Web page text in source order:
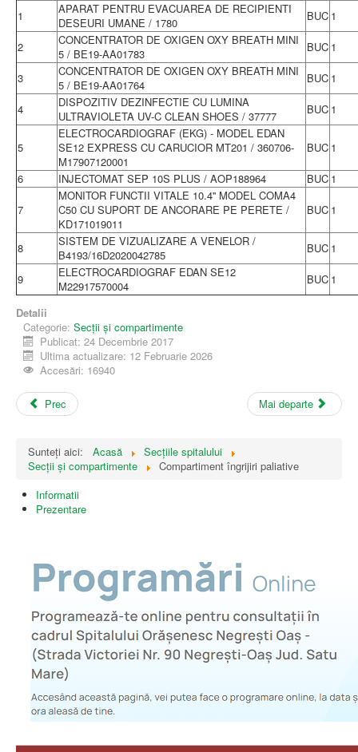
1
APARAT PENTRU EVACUAREA DE RECIPIENTI
DESEURI UMANE / 1780
BUC 1
2
CONCENTRATOR DE OXIGEN OXY BREATH MINI
5 / BE19-AA01783
BUC 1
3
CONCENTRATOR DE OXIGEN OXY BREATH MINI
5 / BE19-AA01764
BUC 1
4
DISPOZITIV DEZINFECTIE CU LUMINA
ULTRAVIOLETA UV-C CLEAN SHOES / 37777
BUC 1
5
ELECTROCARDIOGRAF (EKG) - MODEL EDAN
SE12 EXPRESS CU CARUCIOR MT201 / 360706-
M17907120001
BUC 1
6 INJECTOMAT SEP 10S PLUS / AOP188964 BUC 1
7
MONITOR FUNCTII VITALE 10.4'' MODEL COMA4
C50 CU SUPORT DE ANCORARE PE PERETE /
KD171019011
BUC 1
8
SISTEM DE VIZUALIZARE A VENELOR /
B4193/16D2020042785
BUC 1
9
ELECTROCARDIOGRAF EDAN SE12
M22917570004
BUC 1
Detalii
Categorie: Secții și compartimente
Publicat: 24 Decembrie 2017
Ultima actualizare: 12 Februarie 2026
Accesări: 16940
Prec Mai departe
Sunteți aici: Acasă
Secțiile spitalului
Secții și compartimente
Compartiment îngrijiri paliative
Informatii
Prezentare